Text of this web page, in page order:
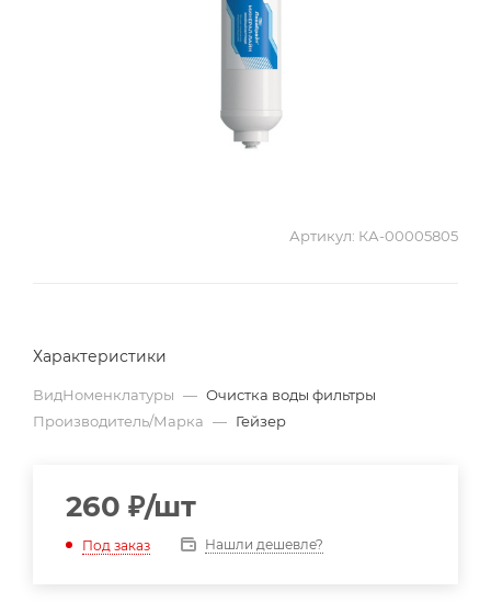
Артикул: КА-00005805
Характеристики
ВидНоменклатуры — Очистка воды фильтры
Производитель/Марка — Гейзер
260 ₽/шт
Под заказ Нашли дешевле?